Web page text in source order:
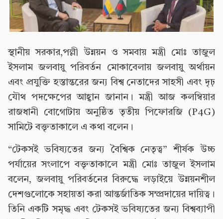
স্থানীয় সরকার,পল্লী উন্নয়ন ও সমবায় মন্ত্রী মোঃ তাজুল
ইসলাম জলবায়ু পরিবর্তন মোকাবেলায় জলবায়ু অর্থায়ন
এবং প্রযুক্তি হস্তান্তরের জন্য বিশ্ব নেতাদের সাহসী এবং দৃঢ়
যৌথ পদক্ষেপের আহ্বান জানান। মন্ত্রী আজ কলম্বিয়ার
রাজধানী বোগোটায় অনুষ্ঠিত তৃতীয় পিফোরজি (P4G)
সামিটে বক্তৃতাকালে এ কথা বলেন।
“টেকসই ভবিষ্যতের জন্য বৈশ্বিক নেতৃত্ব” শীর্ষক উচ্চ
পর্যায়ের সংলাপে বক্তৃতাকালে মন্ত্রী মোঃ তাজুল ইসলাম
বলেন, জলবায়ু পরিবর্তনের বিরুদ্ধে লড়াইয়ে উন্নয়নশীল
দেশগুলোকে সহায়তা করা আন্তর্জাতিক সম্প্রদায়ের দায়িত্ব।
তিনি একটি সমৃদ্ধ এবং টেকসই ভবিষ্যতের জন্য বিশ্বব্যাপী